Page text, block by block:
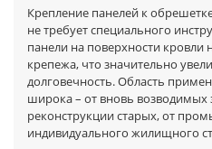
Крепление панелей к
не требует специального
панели на поверхности кровли
крепежа, что значительно
долговечность. Область
широка – от вновь возводимых
реконструкции старых, от
индивидуального жилищного